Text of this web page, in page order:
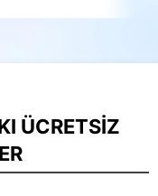
ÜCRETSIZ